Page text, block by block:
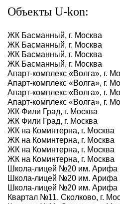
Объекты U-kon:
ЖК Басманный, г. Москва
ЖК Басманный, г. Москва
ЖК Басманный, г. Москва
ЖК Басманный, г. Москва
Апарт-комплекс «Волга», г.
Апарт-комплекс «Волга», г.
Апарт-комплекс «Волга», г.
Апарт-комплекс «Волга», г.
ЖК Фили Град, г. Москва
ЖК Фили Град, г. Москва
ЖК на Коминтерна, г. Москва
ЖК на Коминтерна, г. Москва
ЖК на Коминтерна, г. Москва
ЖК на Коминтерна, г. Москва
Школа-лицей №20 им. Арифа
Школа-лицей №20 им. Арифа
Школа-лицей №20 им. Арифа
Квартал №11. Сколково, г.